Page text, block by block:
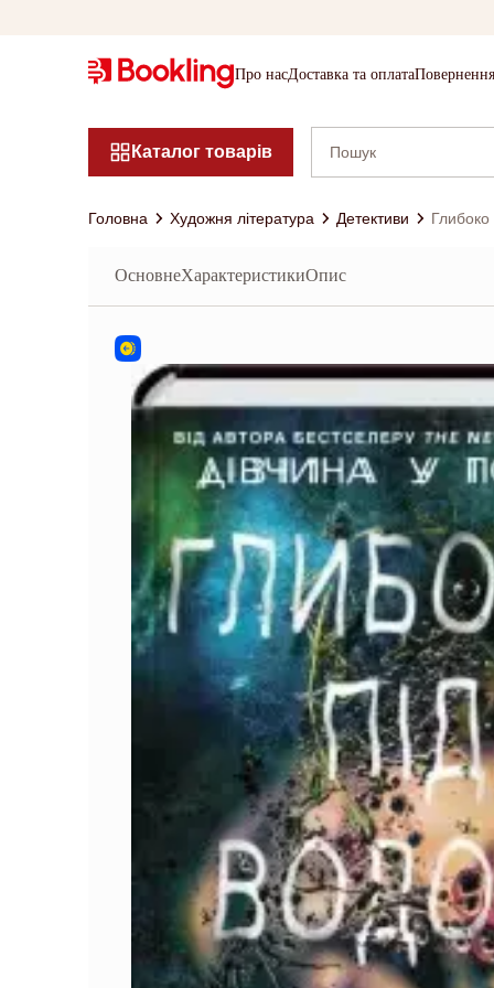
Про насДоставка та оплата
Каталог товарів
Головна Художня література Детективи
ОсновнеХарактеристикиОпис